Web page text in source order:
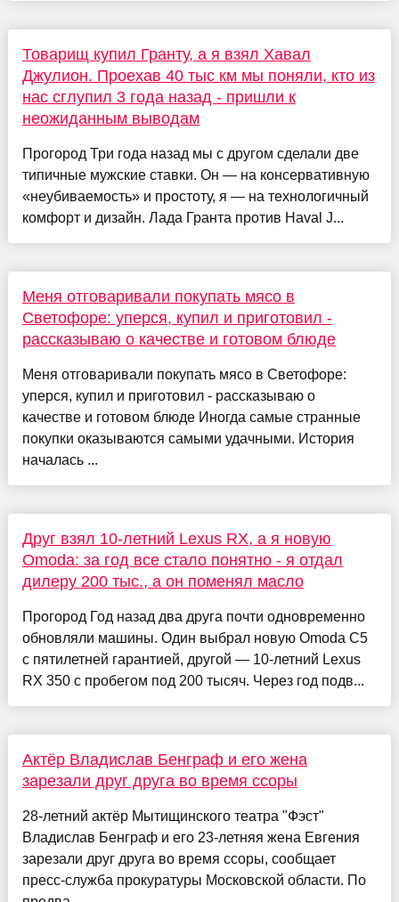
Товарищ купил Гранту, а я взял Хавал
Джулион. Проехав 40 тыс км мы поняли, кто из
нас сглупил 3 года назад - пришли к
неожиданным выводам
Прогород Три года назад мы с другом сделали две
типичные мужские ставки. Он — на консервативную
«неубиваемость» и простоту, я — на технологичный
комфорт и дизайн. Лада Гранта против Haval J...
Меня отговаривали покупать мясо в
Светофоре: уперся, купил и приготовил -
рассказываю о качестве и готовом блюде
Меня отговаривали покупать мясо в Светофоре:
уперся, купил и приготовил - рассказываю о
качестве и готовом блюде Иногда самые странные
покупки оказываются самыми удачными. История
началась ...
Друг взял 10-летний Lexus RX, а я новую
Omoda: за год все стало понятно - я отдал
дилеру 200 тыс., а он поменял масло
Прогород Год назад два друга почти одновременно
обновляли машины. Один выбрал новую Omoda C5
с пятилетней гарантией, другой — 10-летний Lexus
RX 350 с пробегом под 200 тысяч. Через год подв...
Актёр Владислав Бенграф и его жена
зарезали друг друга во время ссоры
28-летний актёр Мытищинского театра "Фэст"
Владислав Бенграф и его 23-летняя жена Евгения
зарезали друг друга во время ссоры, сообщает
пресс-служба прокуратуры Московской области. По